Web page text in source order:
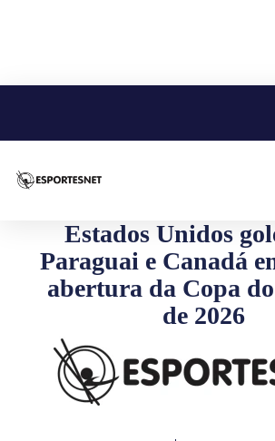
Estados Unidos
Paraguai e Canadá
abertura da Copa
de 2026